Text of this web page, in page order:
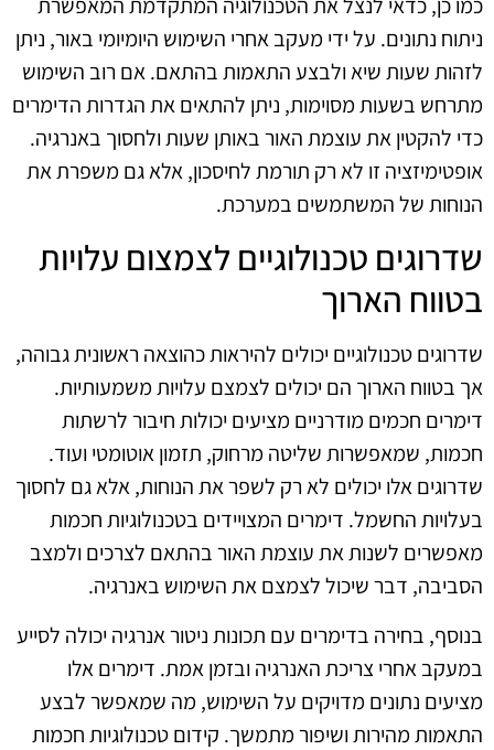
ניתוח נתונים. על ידי מעקב אחרי השימוש היומיומי באור, ניתן
לזהות שעות שיא ולבצע התאמות בהתאם. אם רוב השימוש
מתרחש בשעות מסוימות, ניתן להתאים את הגדרות הדימרים
כדי להקטין את עוצמת האור באותן שעות ולחסוך באנרגיה.
אופטימיזציה זו לא רק תורמת לחיסכון, אלא גם משפרת את
הנוחות של המשתמשים במערכת.
שדרוגים טכנולוגיים לצמצום עלויות
בטווח הארוך
שדרוגים טכנולוגיים יכולים להיראות כהוצאה ראשונית גבוהה,
אך בטווח הארוך הם יכולים לצמצם עלויות משמעותיות.
דימרים חכמים מודרניים מציעים יכולות חיבור לרשתות
חכמות, שמאפשרות שליטה מרחוק, תזמון אוטומטי ועוד.
שדרוגים אלו יכולים לא רק לשפר את הנוחות, אלא גם לחסוך
בעלויות החשמל. דימרים המצויידים בטכנולוגיות חכמות
מאפשרים לשנות את עוצמת האור בהתאם לצרכים ולמצב
הסביבה, דבר שיכול לצמצם את השימוש באנרגיה.
בנוסף, בחירה בדימרים עם תכונות ניטור אנרגיה יכולה לסייע
במעקב אחרי צריכת האנרגיה ובזמן אמת. דימרים אלו
מציעים נתונים מדויקים על השימוש, מה שמאפשר לבצע
התאמות מהירות ושיפור מתמשך. קידום טכנולוגיות חכמות